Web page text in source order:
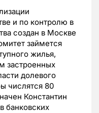
и по контролю в
создан в Москве
займется
жилья,
застроенных
долевого
числятся 80
Константин
банковских